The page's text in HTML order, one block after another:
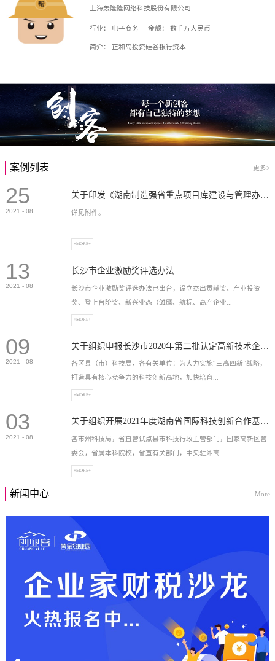
上海轰隆隆网络科技股份有限公司
行业： 电子商务 金额： 数千万人民币
简介： 正和岛投资硅谷银行资本
案例列表 更多>
25
2021 - 08 详见附件。
+MORE+
13
2021 - 08
长沙市企业激励奖评选办法
长沙市企业激励奖评选办法已出台，设立杰出贡献奖、产业投资
奖、登上台阶奖、新兴业态（雏鹰、航标、高产企业...
）奖等，最高奖励2...
+MORE+
09
2021 - 08
各区县（市）科技局，各有关单位：为大力实施“三高四新”战略，
打造具有核心竞争力的科技创新高地，加快培育...
高新技术企业，充分...
+MORE+
03
2021 - 08
关于组织开展2021年度湖南省国际科技创新合作基地申报工作的通知
各市州科技局，省直管试点县市科技行政主管部门，国家高新区管
委会，省属本科院校，省直有关部门，中央驻湘高...
+MORE+
新闻中心 More